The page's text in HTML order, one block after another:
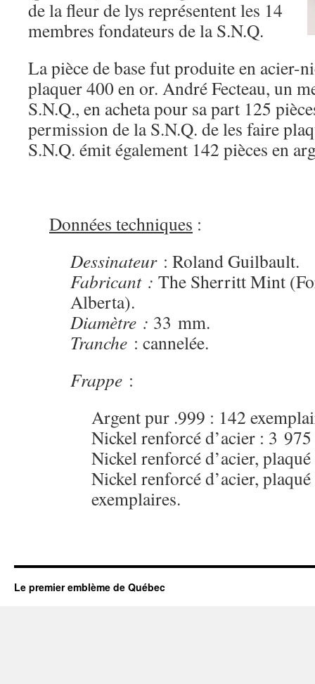
de la fleur de lys représentent les 14
membres fondateurs de la S.N.Q.
La pièce de base fut produite en acier-
plaquer 400 en or. André Fecteau, un
S.N.Q., en acheta pour sa part 125
permission de la S.N.Q. de les faire
S.N.Q. émit également 142 pièces en
Données techniques :
Dessinateur : Roland Guilbault.
Fabricant : The Sherritt Mint
Alberta).
Diamètre : 33 mm.
Tranche : cannelée.
Frappe :
Argent pur .999 : 142
Nickel renforcé d’acier : 3
Nickel renforcé d’acier,
Nickel renforcé d’acier,
exemplaires.
Le premier emblème de Québec